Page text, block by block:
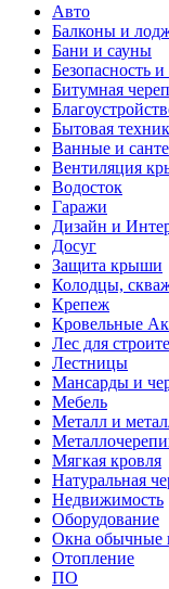
Авто
Балконы и
Бани и сауны
Безопасность
Битумная
Бытовая
Ванные и
Вентиляция
Водосток
Гаражи
Дизайн и
Досуг
Защита крыши
Колодцы,
Крепеж
Кровельные
Лес для
Лестницы
Мансарды и
Мебель
Металл и
Мягкая кровля
Натуральная
Недвижимость
Оборудование
Окна обычные
Отопление
ПО